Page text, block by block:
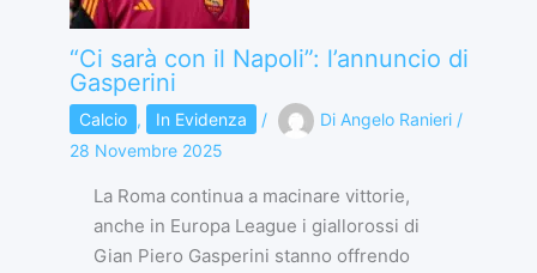
“Ci sarà con il Napoli”: l’annuncio di
Gasperini
Calcio , In Evidenza / Di Angelo Ranieri /
28 Novembre 2025
La Roma continua a macinare vittorie,
anche in Europa League i giallorossi di
Gian Piero Gasperini stanno offrendo